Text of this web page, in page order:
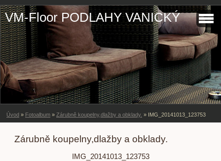
VM-Floor PODLAHY VANICKÝ
Úvod » Fotoalbum » Zárubně koupelny,dlažby a obklady. » IMG_20141013_123753
Zárubně koupelny,dlažby a obklady.
IMG_20141013_123753